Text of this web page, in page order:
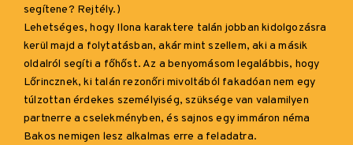
segítene? Rejtély.)
Lehetséges, hogy Ilona karaktere talán jobban kidolgozásra
kerül majd a folytatásban, akár mint szellem, aki a másik
oldalról segíti a főhőst. Az a benyomásom legalábbis, hogy
Lőrincznek, ki talán rezonőri mivoltából fakadóan nem egy
túlzottan érdekes személyiség, szüksége van valamilyen
partnerre a cselekményben, és sajnos egy immáron néma
Bakos nemigen lesz alkalmas erre a feladatra.